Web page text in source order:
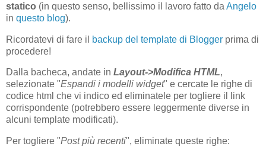
statico (in questo senso, bellissimo il lavoro fatto da Angelo
in questo blog).
Ricordatevi di fare il backup del template di Blogger prima di
procedere!
Dalla bacheca, andate in Layout->Modifica HTML,
selezionate "Espandi i modelli widget" e cercate le righe di
codice html che vi indico ed eliminatele per togliere il link
corrispondente (potrebbero essere leggermente diverse in
alcuni template modificati).
Per togliere "Post più recenti", eliminate queste righe: